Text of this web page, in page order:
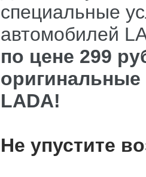
специальные
автомобилей
по цене 299
оригинальные
LADA!
Не упустите